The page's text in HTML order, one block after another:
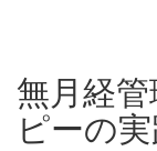
無月経
ピーの